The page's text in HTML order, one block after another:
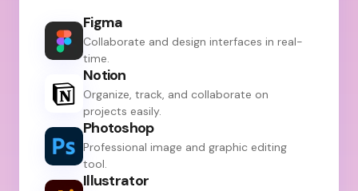
Figma
Collaborate and design interfaces in real-
time.
Notion
Organize, track, and collaborate on
projects easily.
Photoshop
Professional image and graphic editing
tool.
Illustrator